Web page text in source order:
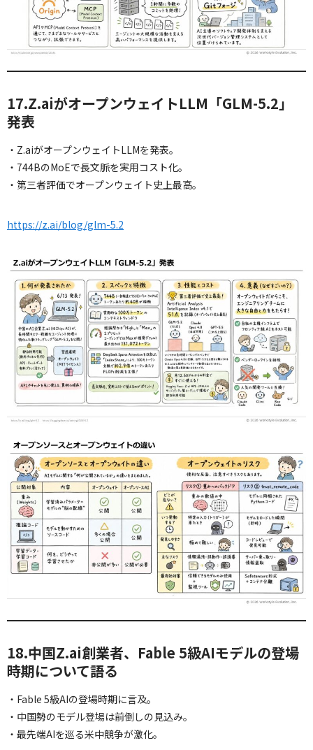
17.Z.aiがオープンウェイトLLM「GLM-5.2」
発表
・Z.aiがオープンウェイトLLMを発表。
・744BのMoEで長文脈を実用コスト化。
・第三者評価でオープンウェイト史上最高。
https://z.ai/blog/glm-5.2
18.中国Z.ai創業者、Fable 5級AIモデルの登場
時期について語る
・Fable 5級AIの登場時期に言及。
・中国勢のモデル登場は前倒しの見込み。
・最先端AIを巡る米中競争が激化。